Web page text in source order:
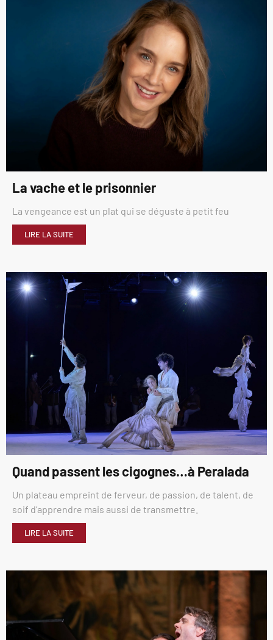
La vache et le prisonnier
La vengeance est un plat qui se déguste à petit feu
LIRE LA SUITE
Quand passent les cigognes…à Peralada
Un plateau empreint de ferveur, de passion, de talent, de
soif d’apprendre mais aussi de transmettre.
LIRE LA SUITE